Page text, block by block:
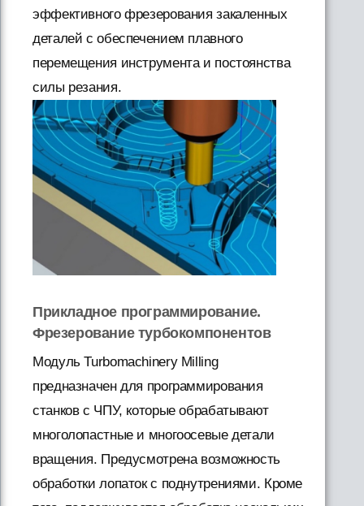
эффективного фрезерования закаленных
деталей с обеспечением плавного
перемещения инструмента и постоянства
силы резания.
Прикладное программирование.
Фрезерование турбокомпонентов
Модуль Turbomachinery Milling
предназначен для программирования
станков с ЧПУ, которые обрабатывают
многолопастные и многоосевые детали
вращения. Предусмотрена возможность
обработки лопаток с поднутрениями. Кроме